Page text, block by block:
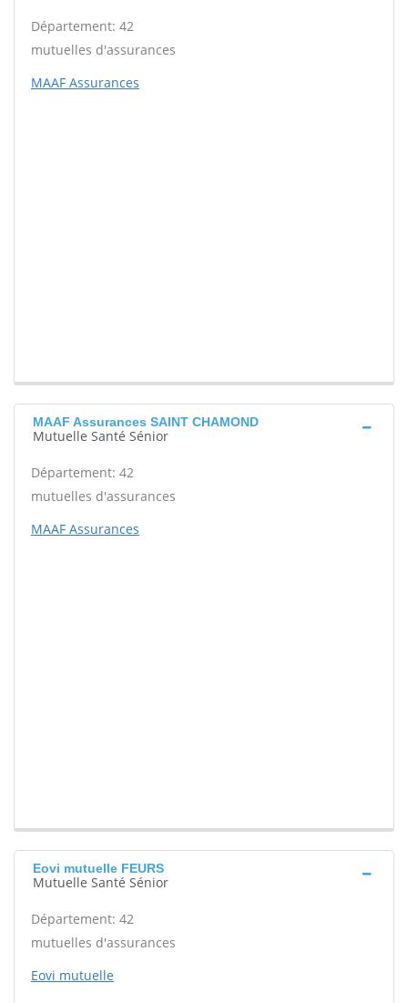
Département: 42
mutuelles d'assurances
MAAF Assurances
MAAF Assurances SAINT CHAMOND
Mutuelle Santé Sénior
Département: 42
mutuelles d'assurances
MAAF Assurances
Eovi mutuelle FEURS
Mutuelle Santé Sénior
Département: 42
mutuelles d'assurances
Eovi mutuelle